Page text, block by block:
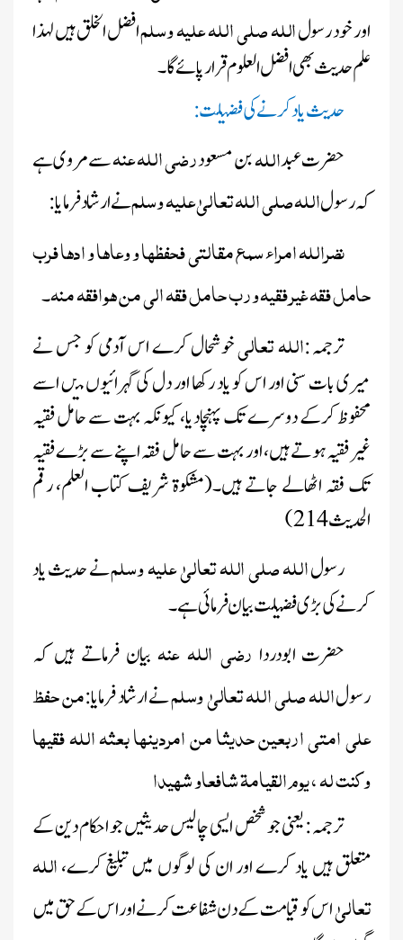
اور خود رسولاللہ صلی اللہ علیہ وسلمافضل الخلق ہیں لہذا
علم حدیث بھی افضلالعلوم قرار پائے گا۔
حدیث یاد کرنے کی فضیلت:
حضرت عبداللہبن مسعودرضی اللہ عنہسے مروی ہے
کہ رسولاللہ صلی اللہ تعالیٰ علیہ وسلمنے ارشاد فرمایا:
نضراللہ امراء سمع مقالتیفحفظھا و وعاھاو ادھا فرب
حاملفقہغیر فقیہ ورب حامل فقہالی من ھوافقہ منہ۔
ترجمہ:الله تعاليخوشحال کرے اس آدمی کو جس نے
ميری بات سنیاور اس کو ياد رکها اور دل کی گہرائيوں میں اسے
محفوظ کرکے دوسرے تک پہنچادیا، کیونکہبہت سے حامل فقیہ
غیر فقیہ ہوتے ہیں، اور بہت سے حاملفقہ اپنے سے بڑے فقیہ
تک فقہ اٹھالے جاتے ہیں۔(مشکوة شریف کتاب العلم، رقم
الحدیث 214)
رسولاللہ صلی اللہ تعالیٰ علیہ وسلمنے حدیث یاد
کرنے کی بڑی فضیلت بیان فرمائی ہے۔
حضرت ابودردا رضی اللہ عنہ بیان فرماتے ہیں کہ
رسولاللہ صلی اللہ تعالیٰ وسلمنے ارشاد فرمایا:من حفظ
علی امتی اربعین حدیثا من امردینھا بعثہ اللہ فقیھا
وکنت لہ ، یوم القیامة شافعاو شہیدا
ترجمہ:یعنیجو شخصایسی چالیس حدیثیں جو احکام دین کے
متعلق ہیں یاد کرے اور ان کی لوگوں میں تبلیغ کرے،اللہ
تعالیٰاس کو قیامت کے دن شفاعت کرنے اور اس کے حق میں